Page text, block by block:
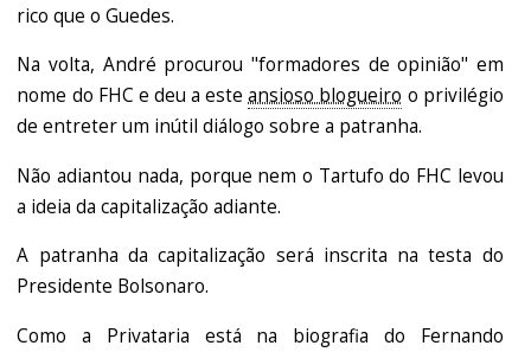
rico que o Guedes.
Na volta, André procurou "formadores de opinião" em
nome do FHC e deu a esteansioso blogueiro o privilégio
de entreter um inútil diálogo sobre a patranha.
Não adiantou nada, porque nem o Tartufo do FHC levou
a ideia da capitalização adiante.
A patranha da capitalização será inscrita na testa do
Presidente Bolsonaro.
Como a Privataria está na biografia do Fernando